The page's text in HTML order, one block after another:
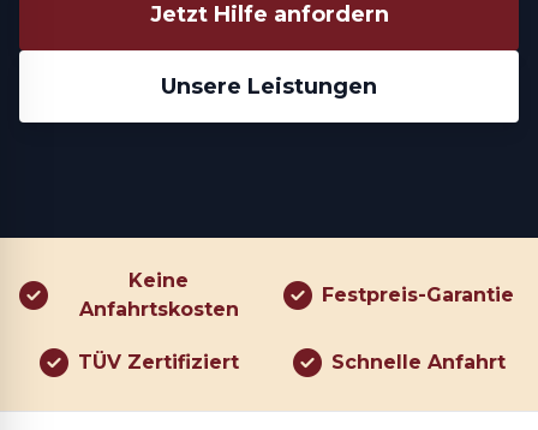
Jetzt Hilfe anfordern
Unsere Leistungen
Keine
Anfahrtskosten
Festpreis-Garantie
TÜV Zertifiziert Schnelle Anfahrt